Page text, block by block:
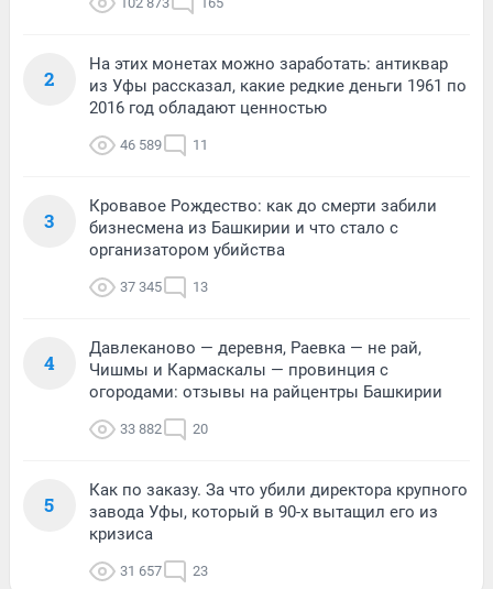
2
На этих монетах можно заработать: антиквар
из Уфы рассказал, какие редкие деньги 1961 по
2016 год обладают ценностью
46 589 11
3
Кровавое Рождество: как до смерти забили
бизнесмена из Башкирии и что стало с
организатором убийства
37 345 13
4
Давлеканово — деревня, Раевка — не рай,
Чишмы и Кармаскалы — провинция с
огородами: отзывы на райцентры Башкирии
33 882 20
5
Как по заказу. За что убили директора крупного
завода Уфы, который в 90-х вытащил его из
кризиса
31 657 23